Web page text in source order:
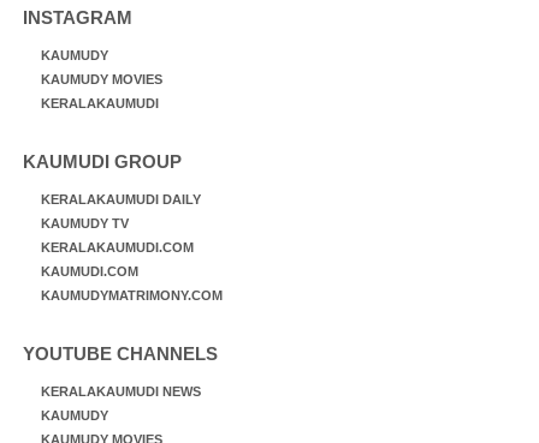
INSTAGRAM
KAUMUDY
KAUMUDY MOVIES
KERALAKAUMUDI
KAUMUDI GROUP
KERALAKAUMUDI DAILY
KAUMUDY TV
KERALAKAUMUDI.COM
KAUMUDI.COM
KAUMUDYMATRIMONY.COM
YOUTUBE CHANNELS
KERALAKAUMUDI NEWS
KAUMUDY
KAUMUDY MOVIES